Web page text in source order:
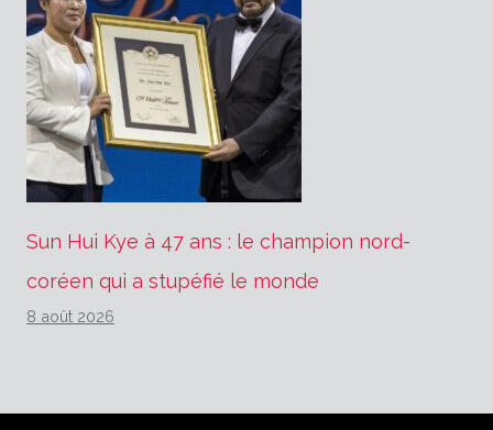
Sun Hui Kye à 47 ans : le champion nord-
coréen qui a stupéfié le monde
8 août 2026